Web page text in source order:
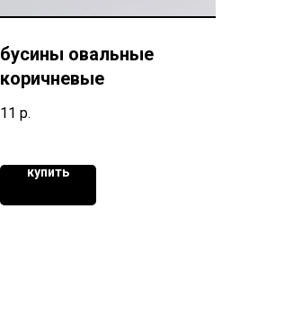
бусины овальные
коричневые
11 р.
купить